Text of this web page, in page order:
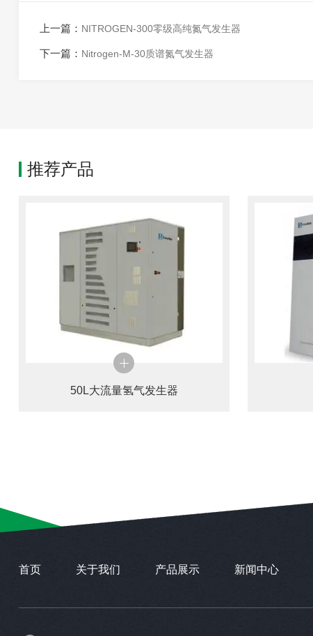
上一篇： NITROGEN-300零级高纯氮气发生器
下一篇： Nitrogen-M-30质谱氮气发生器
推荐产品
50L大流量氢气发生器
首页 关于我们 产品展示 新闻中心